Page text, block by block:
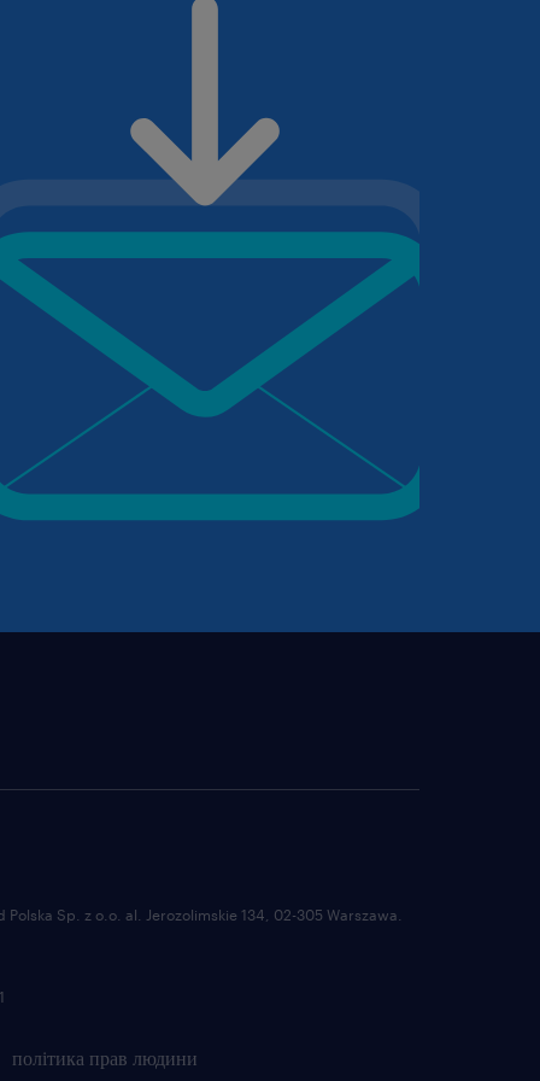
політика прав людини
Sp. z o.o. al. Jerozolimskie 134, 02-305 Warszawa.